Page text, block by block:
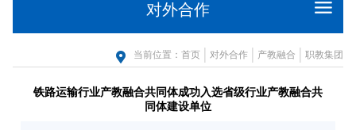
对外合作
当前位置： 首页 对外合作 产教融合 职教集团
铁路运输行业产教融合共同体成功入选省级行业产教融合共
同体建设单位